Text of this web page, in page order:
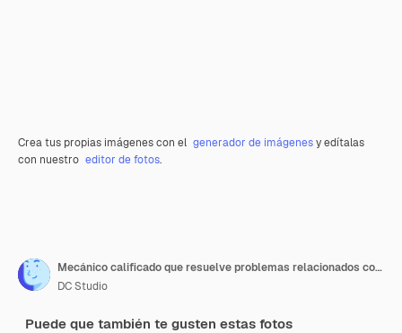
Crea tus propias imágenes con el generador de imágenesy edítalas
con nuestro editor de fotos.
Mecánico calificado que resuelve problemas relacionados con el rendimiento en la sala de servidores. Experto utiliza una tableta para identificar problemas operativos que causan la desaceleración de la electrónica de las instalaciones de alta tecnología
DC Studio
Puede que también te gusten estas fotos